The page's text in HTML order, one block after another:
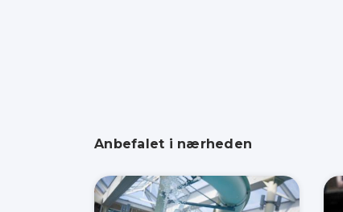
Anbefalet i nærheden